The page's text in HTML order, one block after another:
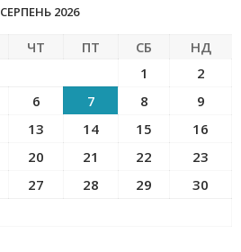
СЕРПЕНЬ 2026
ЧТ ПТ СБ
НД
1
2
6 7 8
9
13 14 15
16
20 21 22
23
27 28 29
30